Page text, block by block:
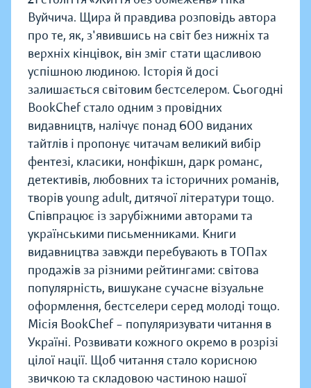
Вуйчича. Щира й правдива розповідь автора
про те, як, з'явившись на світ без нижніх та
верхніх кінцівок, він зміг стати щасливою
успішною людиною. Історія й досі
залишається світовим бестселером. Сьогодні
BookChef стало одним з провідних
видавництв, налічує понад 600 виданих
тайтлів і пропонує читачам великий вибір
фентезі, класики, нонфікшн, дарк романс,
детективів, любовних та історичних романів,
творів young adult, дитячої літератури тощо.
Співпрацює із зарубіжними авторами та
українськими письменниками. Книги
видавництва завжди перебувають в ТОПах
продажів за різними рейтингами: світова
популярність, вишукане сучасне візуальне
оформлення, бестселери серед молоді тощо.
Місія BookChef – популяризувати читання в
Україні. Розвивати кожного окремо в розрізі
цілої нації. Щоб читання стало корисною
звичкою та складовою частиною нашої